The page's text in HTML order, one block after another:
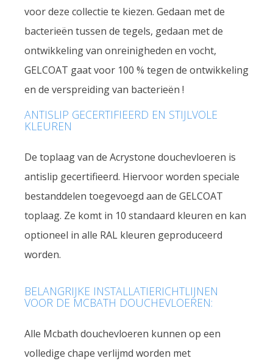
voor deze collectie te kiezen. Gedaan met de
bacterieën tussen de tegels, gedaan met de
ontwikkeling van onreinigheden en vocht,
GELCOAT gaat voor 100 % tegen de ontwikkeling
en de verspreiding van bacterieën !
ANTISLIP GECERTIFIEERD EN STIJLVOLE
KLEUREN
De toplaag van de Acrystone douchevloeren is
antislip gecertifieerd. Hiervoor worden speciale
bestanddelen toegevoegd aan de GELCOAT
toplaag. Ze komt in 10 standaard kleuren en kan
optioneel in alle RAL kleuren geproduceerd
worden.
BELANGRIJKE INSTALLATIERICHTLIJNEN
VOOR DE MCBATH DOUCHEVLOEREN:
Alle Mcbath douchevloeren kunnen op een
volledige chape verlijmd worden met